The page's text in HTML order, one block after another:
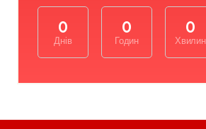
0
Днів
0
Годин
0
Хвилин